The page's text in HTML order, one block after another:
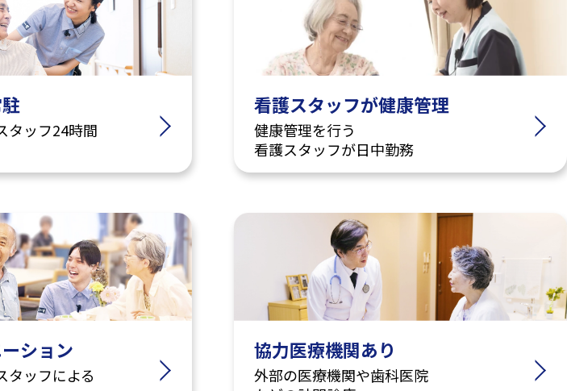
タッフ24時間
看護スタッフが健康管理
健康管理を行う
看護スタッフが日中勤務
ション
タッフによる
協力医療機関あり
外部の医療機関や歯科医院